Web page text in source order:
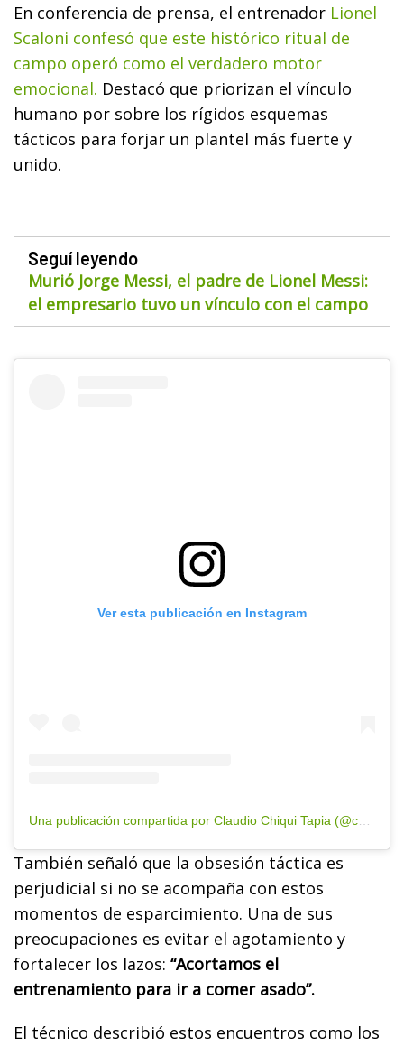
En conferencia de prensa, el entrenador Lionel
Scaloni confesó que este histórico ritual de
campo operó como el verdadero motor
emocional. Destacó que priorizan el vínculo
humano por sobre los rígidos esquemas
tácticos para forjar un plantel más fuerte y
unido.
Seguí leyendo
Murió Jorge Messi, el padre de Lionel Messi:
el empresario tuvo un vínculo con el campo
Ver esta publicación en Instagram
Una publicación compartida por Claudio Chiqui Tapia (@chiquitapia)
También señaló que la obsesión táctica es
perjudicial si no se acompaña con estos
momentos de esparcimiento. Una de sus
preocupaciones es evitar el agotamiento y
fortalecer los lazos: “Acortamos el
entrenamiento para ir a comer asado”.
El técnico describió estos encuentros como los